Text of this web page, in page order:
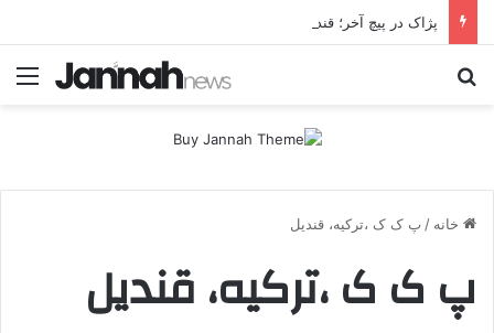
خانه / پ ک ک ،ترکیه، قندیل
پ ک ک ،ترکیه، قندیل